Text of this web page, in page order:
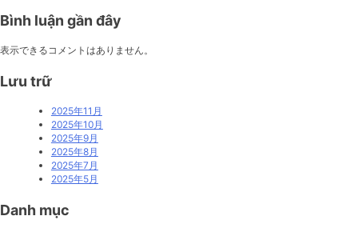
Bình luận gần đây
表示できるコメントはありません。
Lưu trữ
2025年11月
2025年10月
2025年9月
2025年8月
2025年7月
2025年5月
Danh mục